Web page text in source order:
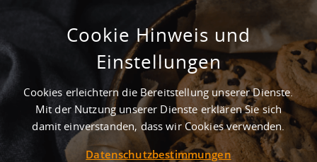
Gewerbegebiet Hövelrieger Straße
HövelhofPaderborn , Deutschland
MERKEN VERGLEICHEN EXPORT PDF
Cookie Hinweis und
Einstellungen
Cookies erleichtern die Bereitstellung unserer Dienste.
Mit der Nutzung unserer Dienste erklären Sie sich
damit einverstanden, dass wir Cookies verwenden.
Datenschutzbestimmungen